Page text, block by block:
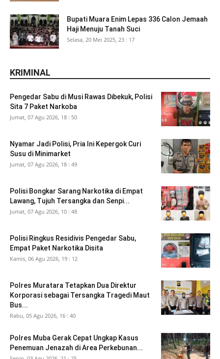
Bupati Muara Enim Lepas 336 Calon Jemaah
Haji Menuju Tanah Suci
Selasa, 20 Mei 2025, 23 : 17
KRIMINAL
Pengedar Sabu di Musi Rawas Dibekuk, Polisi
Sita 7 Paket Narkoba
Jumat, 07 Agu 2026, 18 : 50
Nyamar Jadi Polisi, Pria Ini Kepergok Curi
Susu di Minimarket
Jumat, 07 Agu 2026, 18 : 49
Polisi Bongkar Sarang Narkotika di Empat
Lawang, Tujuh Tersangka dan Senpi...
Jumat, 07 Agu 2026, 10 : 48
Polisi Ringkus Residivis Pengedar Sabu,
Empat Paket Narkotika Disita
Kamis, 06 Agu 2026, 19 : 12
Polres Muratara Tetapkan Dua Direktur
Korporasi sebagai Tersangka Tragedi Maut
Bus...
Rabu, 05 Agu 2026, 16 : 40
Polres Muba Gerak Cepat Ungkap Kasus
Penemuan Jenazah di Area Perkebunan...